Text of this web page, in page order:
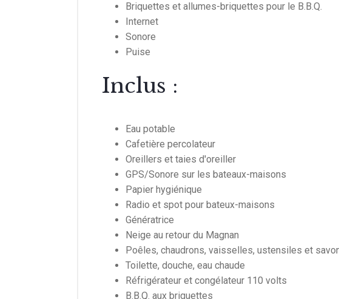
Briquettes et allumes-briquettes pour le B.B.Q.
Internet
Sonore
Puise
Inclus :
Eau potable
Cafetière percolateur
Oreillers et taies d'oreiller
GPS/Sonore sur les bateaux-maisons
Papier hygiénique
Radio et spot pour bateux-maisons
Génératrice
Neige au retour du Magnan
Poêles, chaudrons, vaisselles, ustensiles et
Toilette, douche, eau chaude
Réfrigérateur et congélateur 110 volts
B.B.Q. aux briquettes